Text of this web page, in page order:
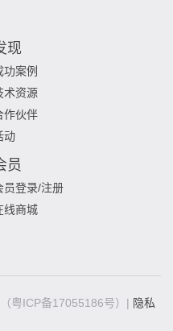
现
功案例
术资源
作伙伴
动
员
员登录/注册
线商城
（粤ICP备17055186号）| 隐私